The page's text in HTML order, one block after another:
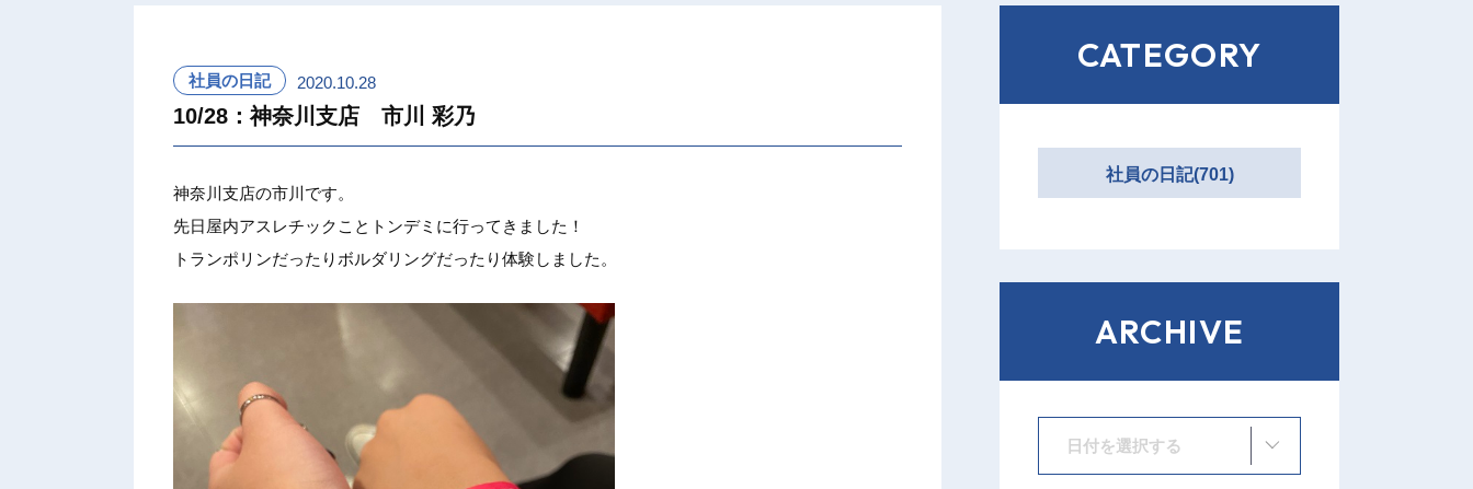
社員の日記 2020.10.28
10/28：神奈川支店 市川 彩乃
神奈川支店の市川 です。
先日屋内アスレチックこと トンデミ に行って きました ！
トランポ リンだったりボルダリングだったり体験しま した。
CATEGORY
社員の日記(701)
ARCHIVE
日付を選択する